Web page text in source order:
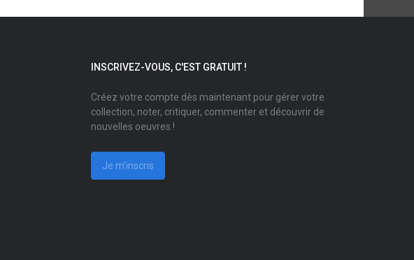
INSCRIVEZ-VOUS, C'EST GRATUIT !
Créez votre compte dès maintenant pour gérer votre
collection, noter, critiquer, commenter et découvrir de
nouvelles oeuvres !
Je m'inscris